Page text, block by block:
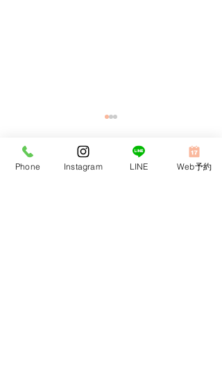
コメント
Phone Instagram LINE Web予約